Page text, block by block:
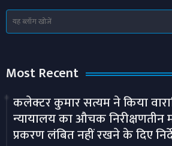
Most Recent
कलेक्टर कुमार सत्यम ने किया
न्यायालय का औचक
प्रकरण लंबित नहीं रखने के दिए